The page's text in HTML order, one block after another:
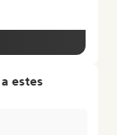
estes